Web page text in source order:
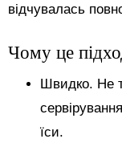
відчувалась
Чому це
Швидко. Не
їси.